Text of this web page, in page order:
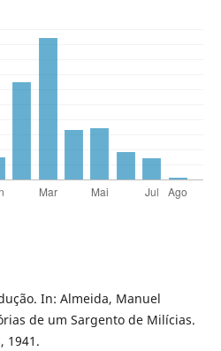
In: Almeida, Manuel
de um Sargento de Milícias.
1941.